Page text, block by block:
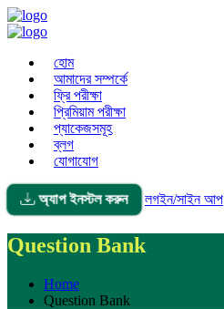
হোম
আমাদের সম্পর্কে
ফ্রি পরীক্ষা
প্রিমিয়াম পরীক্ষা
প্যাকেজসমূহ
ব্লগ
যোগাযোগ
অ্যাপ ইনস্টল করুন লগইন/সাইন আপ
Question Bank
Home
Question Bank